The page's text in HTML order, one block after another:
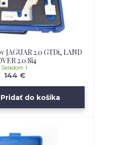
JAGUAR 2.0 GTDi, LAND
2.0 Si4
144 €
Skladom 1
Pridať do košíka